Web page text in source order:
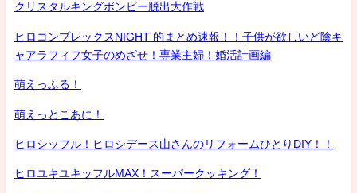
クリスタルキングボンビー脱出大作戦
ヒロコンプレックスNIGHT 的まとめ速報！！子供が欲しいど陰キ
ャアラフィフ女子のめざせ！専業主婦！婚活計画編
萌えっふる！
萌えっとこあに！
ヒロシッフル！ヒロシデース山さんのリフォームひとりDIY！！
ヒロユキユキッフルMAX！スーパークッキング！